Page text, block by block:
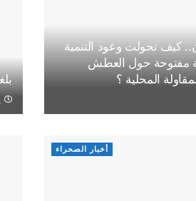
كيف تحولت وعود التنمية
مفتوحة حول العطش
المحلية ؟
أخبار الصحراء